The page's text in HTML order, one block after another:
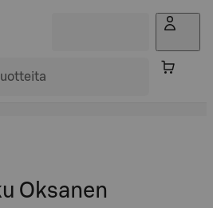
Oksanen